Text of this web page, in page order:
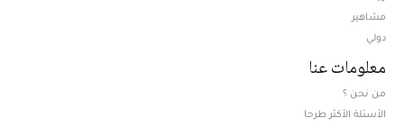
مشاهير
دولي
معلومات عنا
من نحن ؟
الأسئلة الأكثر طرحا